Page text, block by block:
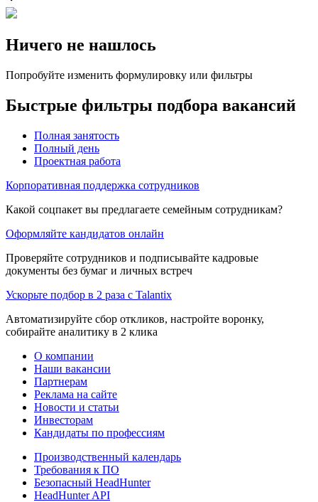
Ничего не нашлось
Попробуйте изменить формулировку или фильтры
Быстрые фильтры подбора вакансий
Полная занятость
Полный день
Проектная работа
Корпоративная поддержка сотрудников
Какой соцпакет вы предлагаете семейным сотрудникам?
Оформляйте кандидатов онлайн
Проверяйте сотрудников и подписывайте кадровые
документы без бумаг и личных встреч
Ускорьте подбор в 2 раза с Talantix
Автоматизируйте сбор откликов, настройте воронку,
собирайте аналитику в 2 клика
О компании
Наши вакансии
Партнерам
Реклама на сайте
Новости и статьи
Инвесторам
Кандидаты по профессиям
Производственный календарь
Требования к ПО
Безопасный HeadHunter
HeadHunter API